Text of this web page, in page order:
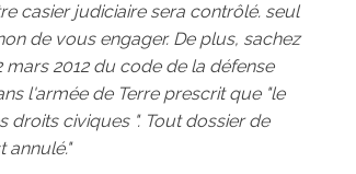
casier judiciaire sera contrôlé. seul
de vous engager. De plus, sachez
mars 2012 du code de la défense
l'armée de Terre prescrit que "le
civiques ". Tout dossier de
annulé."